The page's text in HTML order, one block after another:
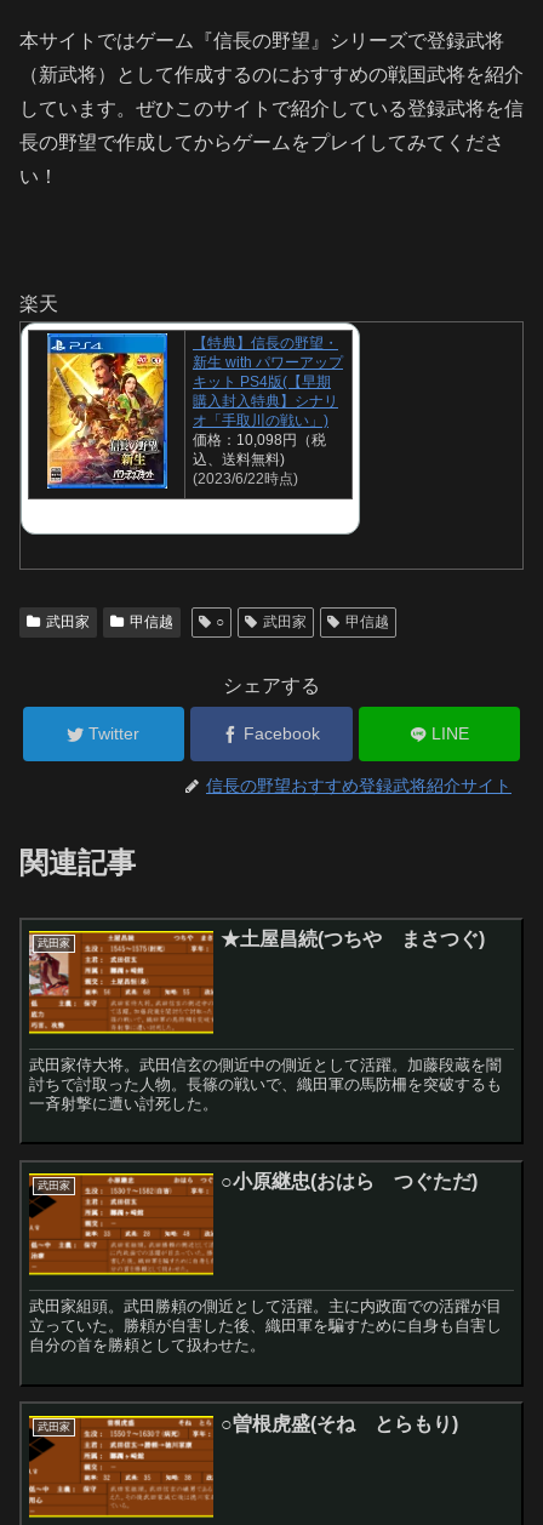
本サイトではゲーム『信長の野望』シリーズで登録武将
（新武将）として作成するのにおすすめの戦国武将を紹介
しています。ぜひこのサイトで紹介している登録武将を信
長の野望で作成してからゲームをプレイしてみてくださ
い！
楽天
【特典】信長の野望・
新生 with パワーアップ
キット PS4版(【早期
購入封入特典】シナリ
オ「手取川の戦い」)
価格：10,098円（税
込、送料無料)
(2023/6/22時点)
武田家 甲信越 ○ 武田家 甲信越
シェアする
Twitter Facebook LINE
信長の野望おすすめ登録武将紹介サイト
関連記事
武田家 ★土屋昌続(つちや まさつぐ)
武田家侍大将。武田信玄の側近中の側近として活躍。加藤段蔵を闇
討ちで討取った人物。長篠の戦いで、織田軍の馬防柵を突破するも
一斉射撃に遭い討死した。
武田家 ○小原継忠(おはら つぐただ)
武田家組頭。武田勝頼の側近として活躍。主に内政面での活躍が目
立っていた。勝頼が自害した後、織田軍を騙すために自身も自害し
自分の首を勝頼として扱わせた。
武田家 ○曽根虎盛(そね とらもり)